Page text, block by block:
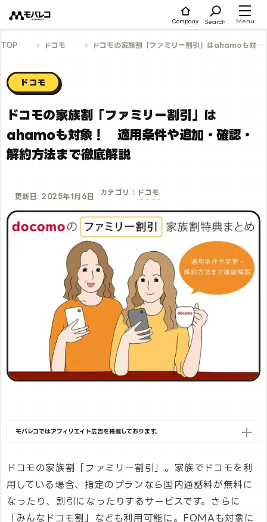
ツ
ス
Company Search Menu
TOP ドコモ ドコモの家族割「ファミリー割引」はahamoも対象！ 適用条件や追加・確認・解約方法まで徹底解説
ドコモ
ドコモの家族割「ファミリー割引」は
ahamoも対象！ 適用条件や追加・確認・
解約方法まで徹底解説
更新日: 2025年1月6日
カテゴリ： ドコモ
モバレコではアフィリエイト広告を掲載しております。
ドコモの家族割「ファミリー割引」。家族でドコモを利
用している場合、指定のプランなら国内通話料が無料に
なったり、割引になったりするサービスです。さらに
「みんなドコモ割」なども利用可能に。FOMAも対象に